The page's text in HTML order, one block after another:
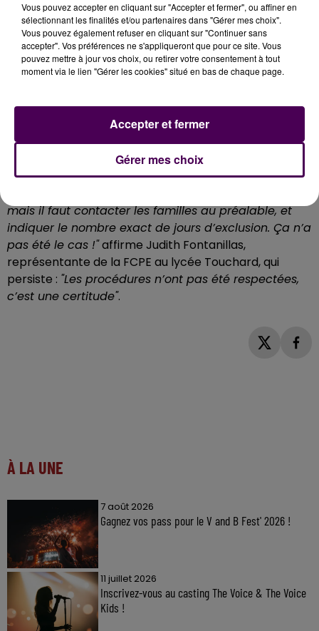
DES EXCLUSIONS HORS DES RÈGLES ?
Pour qu’une exclusion définitive soit prononcée, il faut
un conseil de discipline. Or, il n'y en a pas eu, selon les
parents d’élèves :"Le proviseur a le droit d’exclure
mais il faut contacter les familles au préalable, et
indiquer le nombre exact de jours d’exclusion. Ça n’a
pas été le cas !"affirme Judith Fontanillas,
représentante de la FCPE au lycée Touchard, qui
persiste : "Les procédures n’ont pas été respectées,
c’est une certitude".
À LA UNE
7 août 2026
Gagnez vos pass pour le V and B Fest' 2026 !
11 juillet 2026
Inscrivez-vous au casting The Voice & The Voice
Kids !
Vous pouvez accepter en cliquant sur "Accepter et fermer", ou affiner en
sélectionnant les finalités et/ou partenaires dans "Gérer mes choix".
Vous pouvez également refuser en cliquant sur "Continuer sans
accepter". Vos préférences ne s'appliqueront que pour ce site. Vous
pouvez mettre à jour vos choix, ou retirer votre consentement à tout
moment via le lien "Gérer les cookies" situé en bas de chaque page.
Gérer mes choix
Accepter et fermer